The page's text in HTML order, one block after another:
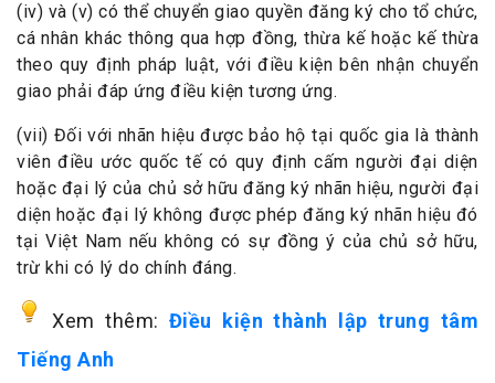
(iv) và (v) có thể chuyển giao quyền đăng ký cho tổ chức,
cá nhân khác thông qua hợp đồng, thừa kế hoặc kế thừa
theo quy định pháp luật, với điều kiện bên nhận chuyển
giao phải đáp ứng điều kiện tương ứng.
(vii) Đối với nhãn hiệu được bảo hộ tại quốc gia là thành
viên điều ước quốc tế có quy định cấm người đại diện
hoặc đại lý của chủ sở hữu đăng ký nhãn hiệu, người đại
diện hoặc đại lý không được phép đăng ký nhãn hiệu đó
tại Việt Nam nếu không có sự đồng ý của chủ sở hữu,
trừ khi có lý do chính đáng.
Xem thêm: Điều kiện thành lập trung tâm
Tiếng Anh